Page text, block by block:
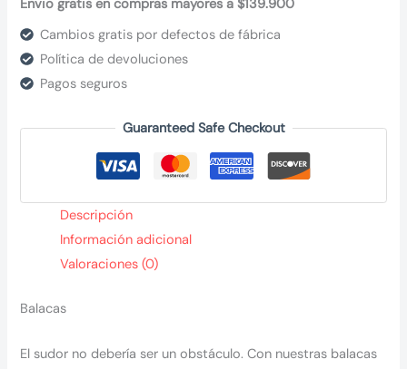
Envio gratis en compras mayores a $139.900
Cambios gratis por defectos de fábrica
Política de devoluciones
Pagos seguros
Guaranteed Safe Checkout
Descripción
Información adicional
Valoraciones (0)
Balacas
El sudor no debería ser un obstáculo. Con nuestras balacas